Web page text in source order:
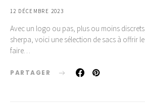
12 DÉCEMBRE 2023
Avec un logo ou pas, plus ou moins
sherpa, voici une sélection de sacs à offrir
faire…
PARTAGER